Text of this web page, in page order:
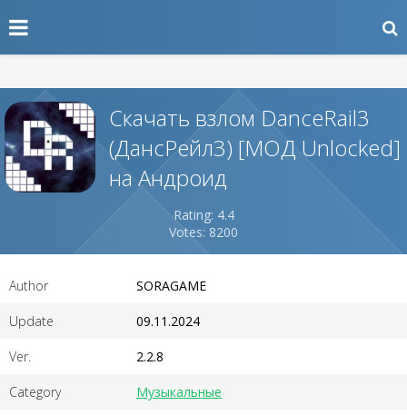
Скачать взлом DanceRail3
(ДансРейл3) [МОД Unlocked]
на Андроид
Rating: 4.4
Votes: 8200
Author SORAGAME
Update 09.11.2024
Ver. 2.2.8
Category Музыкальные